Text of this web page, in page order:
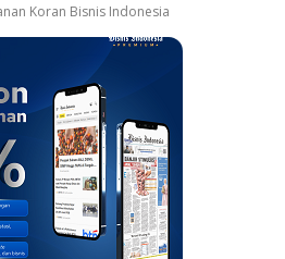
Koran Bisnis Indonesia